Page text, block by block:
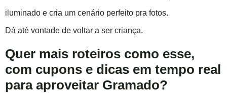
iluminado e cria um cenário perfeito pra fotos.
Dá até vontade de voltar a ser criança.
Quer mais roteiros como esse,
com cupons e dicas em tempo real
para aproveitar Gramado?